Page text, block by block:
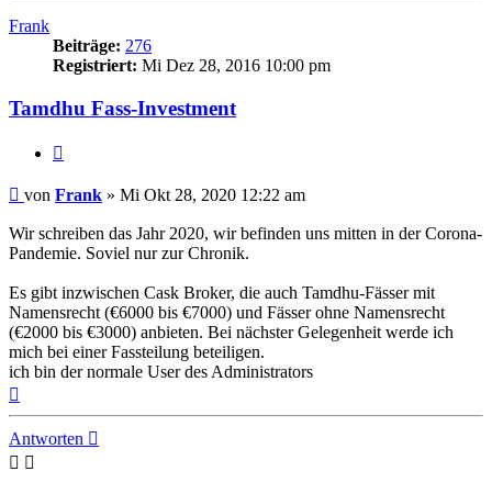
Frank
Beiträge: 276
Registriert: Mi Dez 28, 2016 10:00 pm
Tamdhu Fass-Investment
Beitrag
von Frank » Mi Okt 28, 2020 12:22 am
Wir schreiben das Jahr 2020, wir befinden uns mitten in der Corona-
Pandemie. Soviel nur zur Chronik.
Es gibt inzwischen Cask Broker, die auch Tamdhu-Fässer mit
Namensrecht (€6000 bis €7000) und Fässer ohne Namensrecht
(€2000 bis €3000) anbieten. Bei nächster Gelegenheit werde ich
mich bei einer Fassteilung beteiligen.
ich bin der normale User des Administrators
Antworten